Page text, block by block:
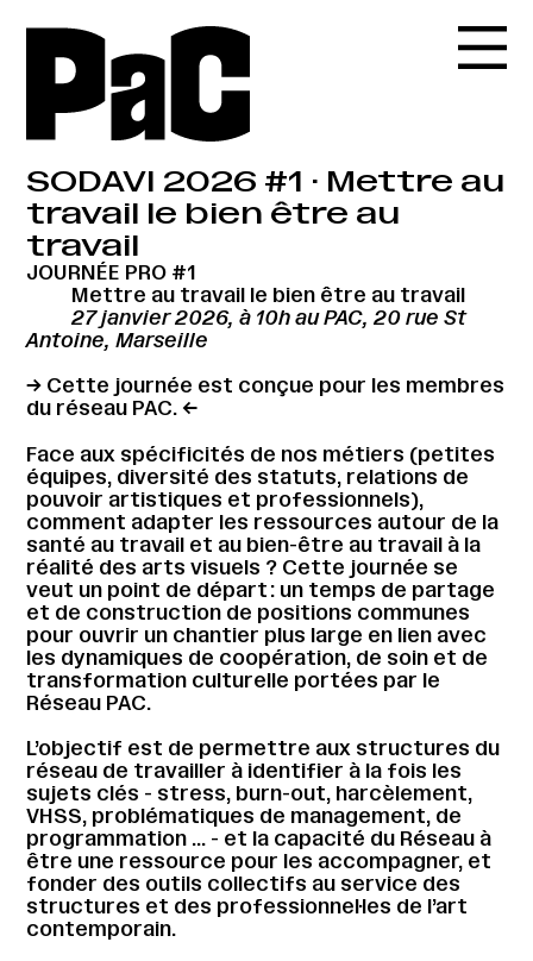
SODAVI 2026 #1 · Mettre au
travail le bien être au
travail
JOURNÉE PRO #1
Mettre au travail le bien être au travail
27 janvier 2026, à 10h au PAC, 20 rue St
Antoine, Marseille
→ Cette journée est conçue pour les membres
du réseau PAC. ←
Face aux spécificités de nos métiers (petites
équipes, diversité des statuts, relations de
pouvoir artistiques et professionnels),
comment adapter les ressources autour de la
santé au travail et au bien-être au travail à la
réalité des arts visuels ? Cette journée se
veut un point de départ : un temps de partage
et de construction de positions communes
pour ouvrir un chantier plus large en lien avec
les dynamiques de coopération, de soin et de
transformation culturelle portées par le
Réseau PAC.
L’objectif est de permettre aux structures du
réseau de travailler à identifier à la fois les
sujets clés - stress, burn-out, harcèlement,
VHSS, problématiques de management, de
programmation … - et la capacité du Réseau à
être une ressource pour les accompagner, et
fonder des outils collectifs au service des
structures et des professionnel·les de l’art
contemporain.